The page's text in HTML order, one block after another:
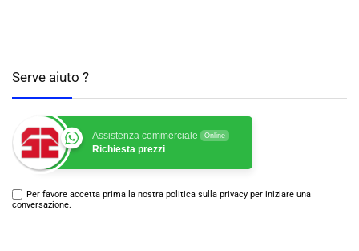
Serve aiuto ?
Assistenza commerciale Online
Richiesta prezzi
Per favore accetta prima la nostra politica sulla privacy per iniziare una
conversazione.